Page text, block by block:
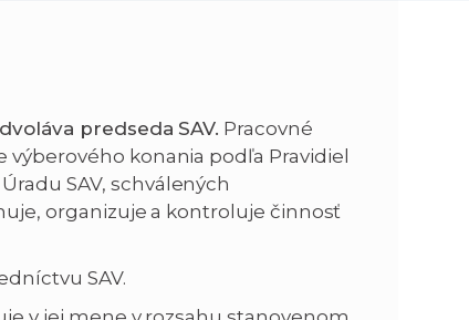
v
a
ť
t
predseda SAV. Pracovné
výberového konania podľa Pravidiel
SAV, schválených
organizuje a kontroluje činnosť
SAV.